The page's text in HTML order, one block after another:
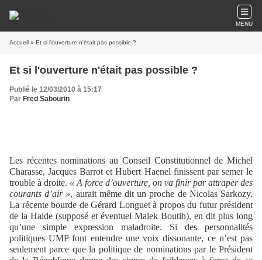
MENU
Accueil » Et si l'ouverture n'était pas possible ?
Et si l'ouverture n'était pas possible ?
Publié le 12/03/2010 à 15:17
Par Fred Sabourin
Les récentes nominations au Conseil Constitutionnel de Michel
Charasse, Jacques Barrot et Hubert Haenel finissent par semer le
trouble à droite. « A force d’ouverture, on va finir par attraper des
courants d’air », aurait même dit un proche de Nicolas Sarkozy.
La récente bourde de Gérard Longuet à propos du futur président
de la Halde (supposé et éventuel Malek Boutih), en dit plus long
qu’une simple expression maladroite. Si des personnalités
politiques UMP font entendre une voix dissonante, ce n’est pas
seulement parce que la politique de nominations par le Président